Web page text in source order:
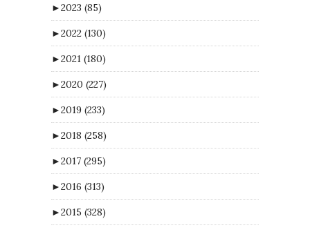
►2023 (85)
►2022 (130)
►2021 (180)
►2020 (227)
►2019 (233)
►2018 (258)
►2017 (295)
►2016 (313)
►2015 (328)